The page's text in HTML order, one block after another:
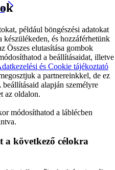
például böngészési adatokat
és hozzáférhetünk
Összes elutasítása gombok
a beállításaidat, illetve
és Cookie tájékoztató
a partnereinkkel, de ez
alapján személyre
az oldalon.
módosíthatod a láblécben
a következő célokra